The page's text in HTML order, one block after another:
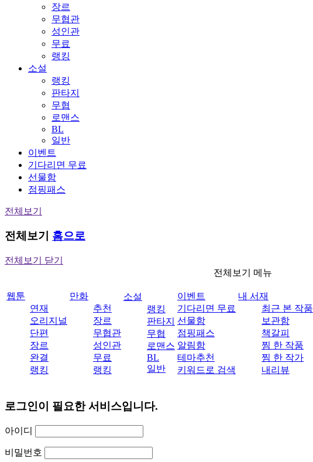
장르
무협관
성인관
무료
랭킹
소설
랭킹
판타지
무협
로맨스
BL
일반
이벤트
기다리면 무료
선물함
점핑패스
전체보기
전체보기 홈으로
전체보기 닫기
전체보기 메뉴
웹툰
연재
오리지널
단편
장르
완결
랭킹
만화
추천
장르
무협관
성인관
무료
랭킹
소설
랭킹
판타지
무협
로맨스
BL
일반
이벤트
기다리면 무료
선물함
점핑패스
알림함
테마추천
키워드로 검색
내 서재
최근 본 작품
보관함
책갈피
찜 한 작품
찜 한 작가
내리뷰
로그인이 필요한 서비스입니다.
아이디
비밀번호